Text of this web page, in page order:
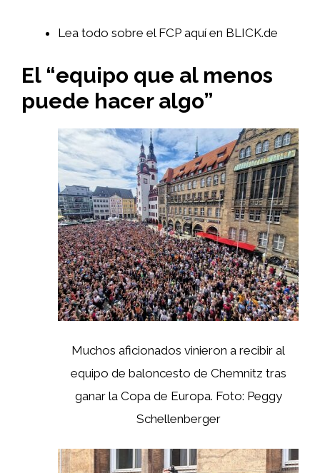
Lea todo sobre el FCP aquí en BLICK.de
El “equipo que al menos
puede hacer algo”
Muchos aficionados vinieron a recibir al
equipo de baloncesto de Chemnitz tras
ganar la Copa de Europa. Foto: Peggy
Schellenberger